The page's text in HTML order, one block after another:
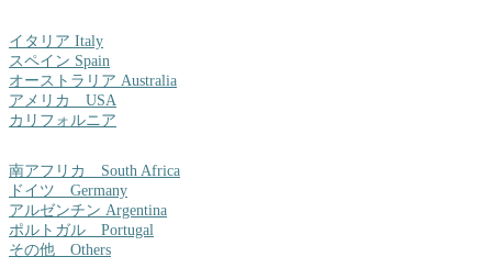
イタリア Italy
スペイン Spain
オーストラリア Australia
アメリカ USA
カリフォルニア
南アフリカ South Africa
ドイツ Germany
アルゼンチン Argentina
ポルトガル Portugal
その他 Others